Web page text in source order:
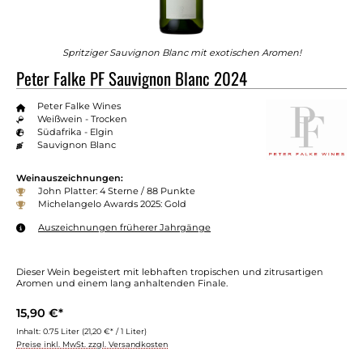
Spritziger Sauvignon Blanc mit exotischen Aromen!
Peter Falke PF Sauvignon Blanc 2024
Peter Falke Wines
Weißwein - Trocken
Südafrika - Elgin
Sauvignon Blanc
Weinauszeichnungen:
John Platter: 4 Sterne / 88 Punkte
Michelangelo Awards 2025: Gold
Auszeichnungen früherer Jahrgänge
Dieser Wein begeistert mit lebhaften tropischen und zitrusartigen
Aromen und einem lang anhaltenden Finale.
15,90 €*
Inhalt: 0.75 Liter (21,20 €* / 1 Liter)
Preise inkl. MwSt. zzgl. Versandkosten